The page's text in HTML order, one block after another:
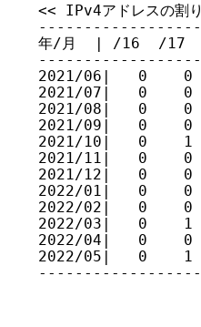
<< IPv4アドレスの割
年/月  | /16  /17
2021/06|   0
2021/07|   0
2021/08|   0
2021/09|   0
2021/10|   0
2021/11|   0
2021/12|   0
2022/01|   0
2022/02|   0
2022/03|   0
2022/04|   0
2022/05|   0